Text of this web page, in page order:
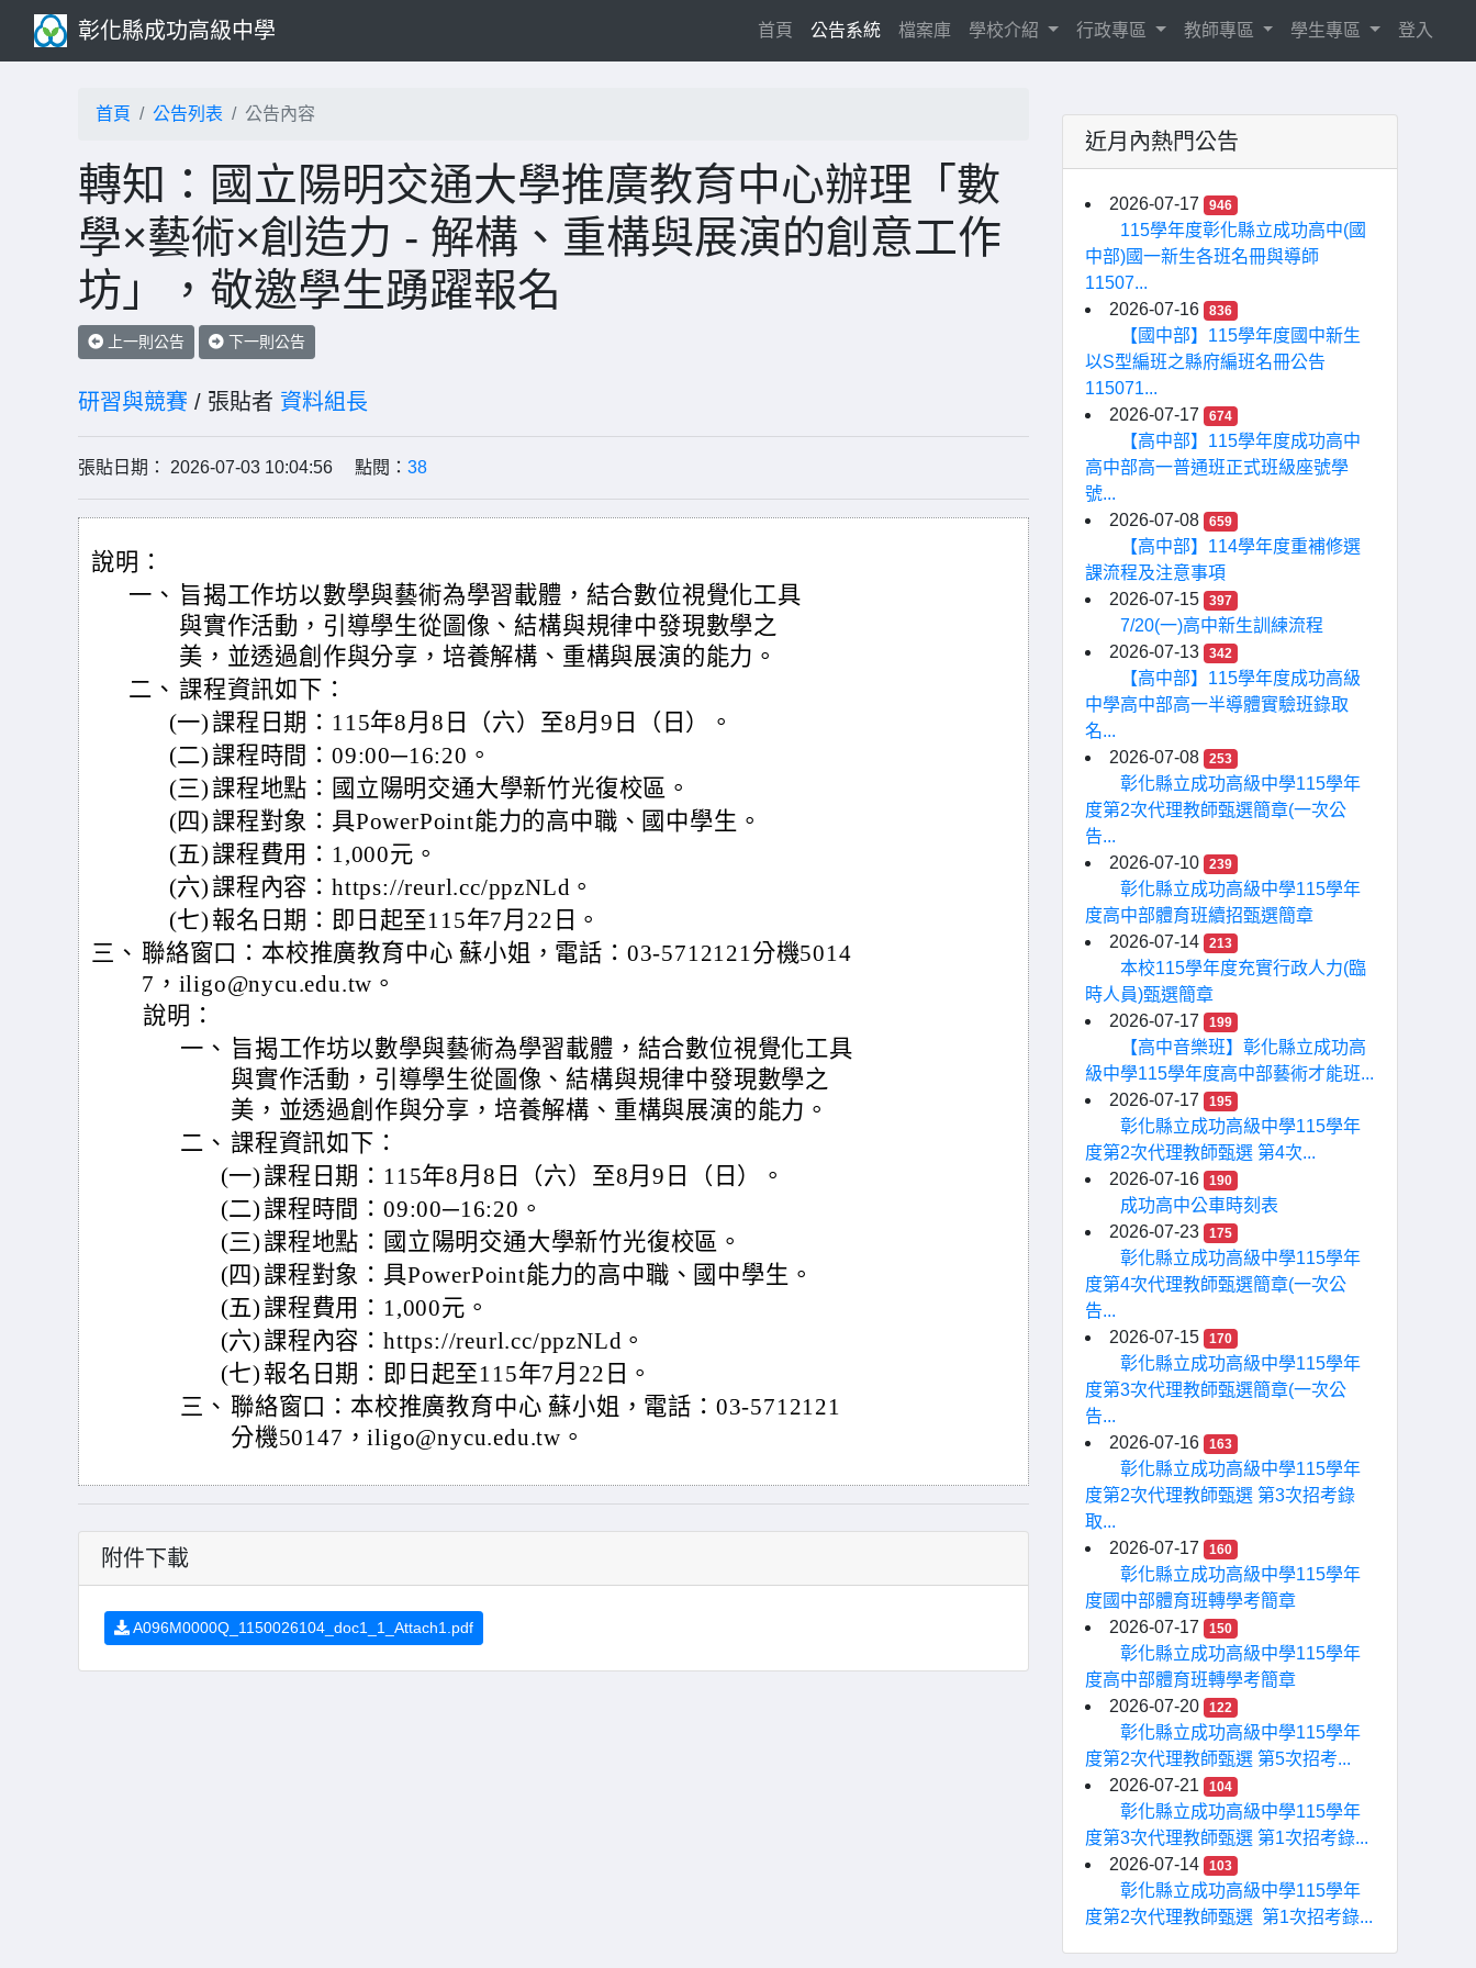
彰化縣成功高級中學 首頁 (current)
公告系統 檔案庫 學校介紹 行政專區 教師專區 學生專區 登入
首頁 公告列表 公告內容
轉知：國立陽明交通大學推廣教育中心辦理「數
學×藝術×創造力 - 解構、重構與展演的創意工作
坊」，敬邀學生踴躍報名
上一則公告 下一則公告
研習與競賽 / 張貼者 資料組長
張貼日期： 2026-07-03 10:04:56 點閱： 38
說明：
一、 旨揭工作坊以數學與藝術為學習載體，結合數位視覺化工具
與實作活動，引導學生從圖像、結構與規律中發現數學之
美，並透過創作與分享，培養解構、重構與展演的能力。
二、 課程資訊如下：
(一)課程日期：115年8月8日（六）至8月9日（日）。
(二)課程時間：09:00─16:20。
(三)課程地點：國立陽明交通大學新竹光復校區。
(四)課程對象：具PowerPoint能力的高中職、國中學生。
(五)課程費用：1,000元。
(六)課程內容：https://reurl.cc/ppzNLd。
(七) 報名日期：即日起至115年7月22日。
三、 聯絡窗口：本校推廣教育中心 蘇小姐，電話：03-5712121分機5014
7，iligo@nycu.edu.tw。
說明：
一、 旨揭工作坊以數學與藝術為學習載體，結合數位視覺化工具
與實作活動，引導學生從圖像、結構與規律中發現數學之
美，並透過創作與分享，培養解構、重構與展演的能力。
二、 課程資訊如下：
(一)課程日期：115年8月8日（六）至8月9日（日）。
(二)課程時間：09:00─16:20。
(三)課程地點：國立陽明交通大學新竹光復校區。
(四)課程對象：具PowerPoint能力的高中職、國中學生。
(五)課程費用：1,000元。
(六)課程內容：https://reurl.cc/ppzNLd。
(七) 報名日期：即日起至115年7月22日。
三、 聯絡窗口：本校推廣教育中心 蘇小姐，電話：03-5712121
分機50147，iligo@nycu.edu.tw。
附件下載
A096M0000Q_1150026104_doc1_1_Attach1.pdf
近月內熱門公告
2026-07-17 946
115學年度彰化縣立成功高中(國
中部)國一新生各班名冊與導師
11507...
2026-07-16
836
【國中部】115學年度國中新生
以S型編班之縣府編班名冊公告
115071...
2026-07-17
674
【高中部】115學年度成功高中
高中部高一普通班正式班級座號學
號...
2026-07-08
659
【高中部】114學年度重補修選
課流程及注意事項
2026-07-15
397
7/20(一)高中新生訓練流程
2026-07-13
342
【高中部】115學年度成功高級
中學高中部高一半導體實驗班錄取
名...
2026-07-08
253
彰化縣立成功高級中學115學年
度第2次代理教師甄選簡章(一次公
告...
2026-07-10
239
彰化縣立成功高級中學115學年
度高中部體育班續招甄選簡章
2026-07-14
213
本校115學年度充實行政人力(臨
時人員)甄選簡章
2026-07-17
199
【高中音樂班】彰化縣立成功高
級中學115學年度高中部藝術才能班...
2026-07-17
195
彰化縣立成功高級中學115學年
度第2次代理教師甄選 第4次...
2026-07-16
190
成功高中公車時刻表
2026-07-23
175
彰化縣立成功高級中學115學年
度第4次代理教師甄選簡章(一次公
告...
2026-07-15
170
彰化縣立成功高級中學115學年
度第3次代理教師甄選簡章(一次公
告...
2026-07-16
163
彰化縣立成功高級中學115學年
度第2次代理教師甄選 第3次招考錄
取...
2026-07-17
160
彰化縣立成功高級中學115學年
度國中部體育班轉學考簡章
2026-07-17
150
彰化縣立成功高級中學115學年
度高中部體育班轉學考簡章
2026-07-20
122
彰化縣立成功高級中學115學年
度第2次代理教師甄選 第5次招考...
2026-07-21
104
彰化縣立成功高級中學115學年
度第3次代理教師甄選 第1次招考錄...
2026-07-14
103
彰化縣立成功高級中學115學年
度第2次代理教師甄選 第1次招考錄...